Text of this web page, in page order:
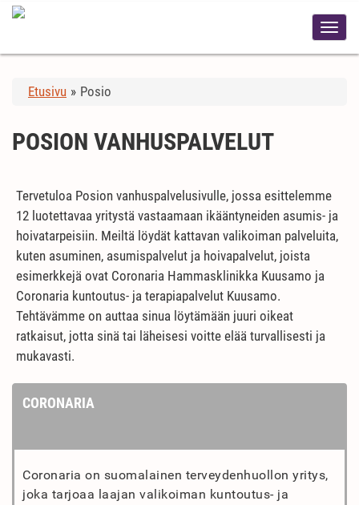
Etusivu » Posio
POSION VANHUSPALVELUT
Tervetuloa Posion vanhuspalvelusivulle, jossa esittelemme
12 luotettavaa yritystä vastaamaan ikääntyneiden asumis- ja
hoivatarpeisiin. Meiltä löydät kattavan valikoiman palveluita,
kuten asuminen, asumispalvelut ja hoivapalvelut, joista
esimerkkejä ovat Coronaria Hammasklinikka Kuusamo ja
Coronaria kuntoutus- ja terapiapalvelut Kuusamo.
Tehtävämme on auttaa sinua löytämään juuri oikeat
ratkaisut, jotta sinä tai läheisesi voitte elää turvallisesti ja
mukavasti.
CORONARIA
Coronaria on suomalainen terveydenhuollon yritys,
joka tarjoaa laajan valikoiman kuntoutus- ja